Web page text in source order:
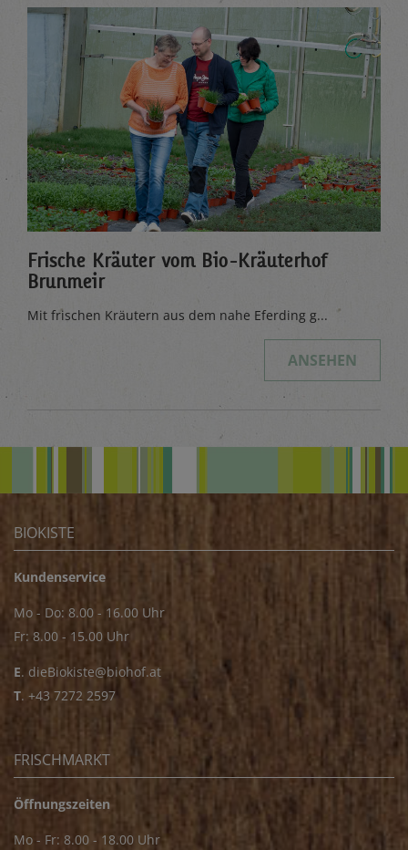
Frische Kräuter vom Bio-Kräuterhof
Brunmeir
Mit frischen Kräutern aus dem nahe Eferding g...
ANSEHEN
BIOKISTE
Kundenservice
Mo - Do: 8.00 - 16.00 Uhr
Fr: 8.00 - 15.00 Uhr
E. dieBiokiste@biohof.at
T. +43 7272 2597
FRISCHMARKT
Öffnungszeiten
Mo - Fr: 8.00 - 18.00 Uhr